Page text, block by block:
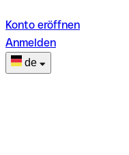
Konto eröffnen
Anmelden
de